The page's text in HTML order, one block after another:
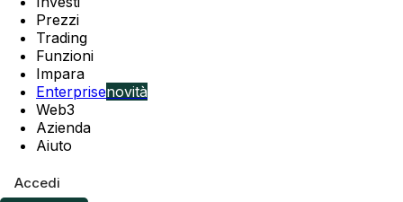
Prezzi
Trading
Funzioni
Impara
Enterprisenovità
Web3
Azienda
Aiuto
Accedi